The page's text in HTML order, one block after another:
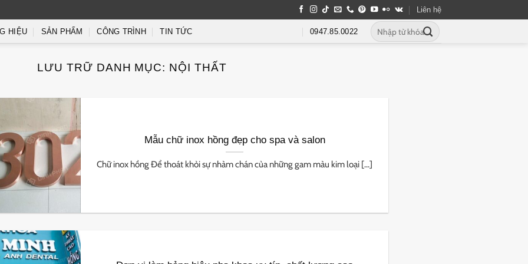
Liên hệ
HIỆU SẢN PHẨM CÔNG TRÌNH TIN TỨC 0947.85.0022
LƯU TRỮ DANH MỤC: NỘI THẤT
Mẫu chữ inox hồng đẹp cho spa và salon
Chữ inox hồng Để thoát khỏi sự nhàm chán của những gam màu kim loại [...]